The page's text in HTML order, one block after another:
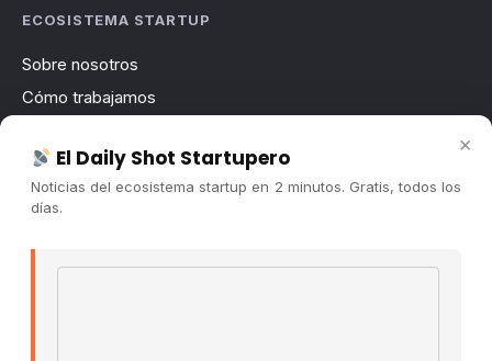
ECOSISTEMA STARTUP
Sobre nosotros
Cómo trabajamos
Contacto
Publicidad
×
El Daily Shot Startupero
Noticias del ecosistema startup en 2 minutos. Gratis, todos los
días.